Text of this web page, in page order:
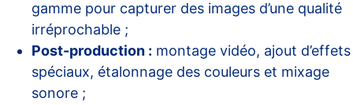
gamme pour capturer des images d’une qualité
irréprochable ;
Post-production : montage vidéo, ajout d’effets
spéciaux, étalonnage des couleurs et mixage
sonore ;